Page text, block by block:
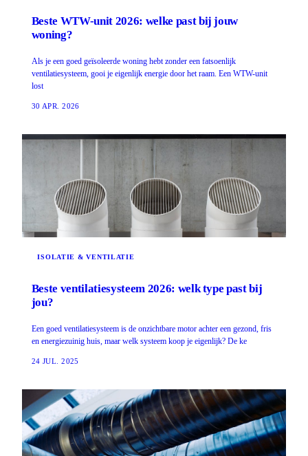
Beste WTW-unit 2026: welke past bij jouw
woning?
Als je een goed geïsoleerde woning hebt zonder een fatsoenlijk
ventilatiesysteem, gooi je eigenlijk energie door het raam. Een WTW-unit
lost
30 APR. 2026
ISOLATIE & VENTILATIE
Beste ventilatiesysteem 2026: welk type past bij
jou?
Een goed ventilatiesysteem is de onzichtbare motor achter een gezond, fris
en energiezuinig huis, maar welk systeem koop je eigenlijk? De ke
24 JUL. 2025